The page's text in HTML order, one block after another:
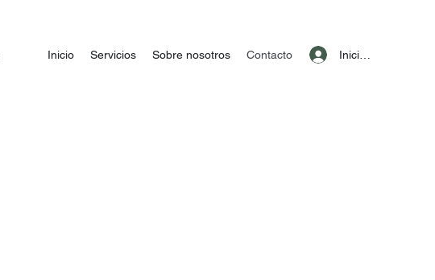
Inicio Servicios Sobre nosotros Contacto Iniciar sesión